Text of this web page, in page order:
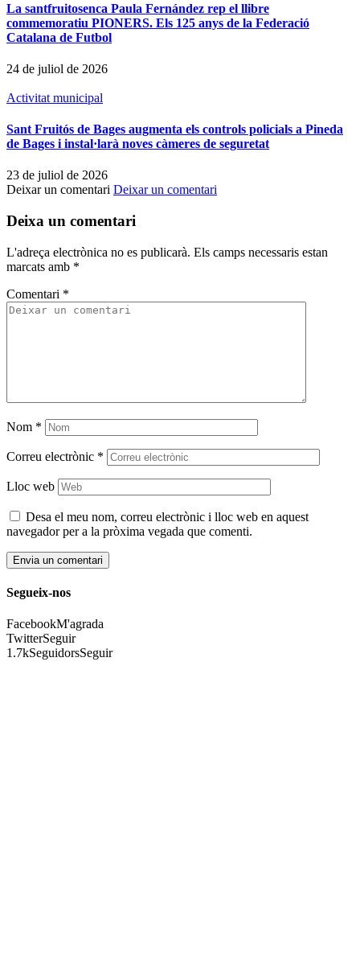
La santfruitosenca Paula Fernández rep el llibre
commemoratiu PIONERS. Els 125 anys de la Federació
Catalana de Futbol
24 de juliol de 2026
Activitat municipal
Sant Fruitós de Bages augmenta els controls policials a Pineda
de Bages i instal·larà noves càmeres de seguretat
23 de juliol de 2026
Deixar un comentari Deixar un comentari
Deixa un comentari
L'adreça electrònica no es publicarà. Els camps necessaris estan
marcats amb *
Comentari *
Nom *
Correu electrònic *
Lloc web
Desa el meu nom, correu electrònic i lloc web en aquest
navegador per a la pròxima vegada que comenti.
Segueix-nos
FacebookM'agrada
TwitterSeguir
1.7kSeguidorsSeguir